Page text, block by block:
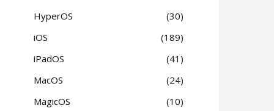
HyperOS
30
iOS
189
iPadOS
41
MacOS
24
MagicOS
10